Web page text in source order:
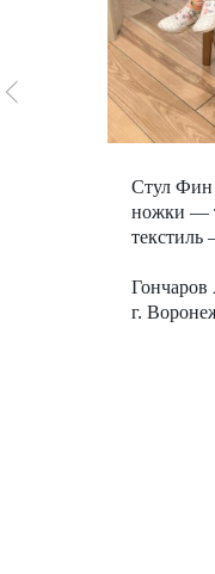
Стул Фин
ножки —
Гончаров
г.